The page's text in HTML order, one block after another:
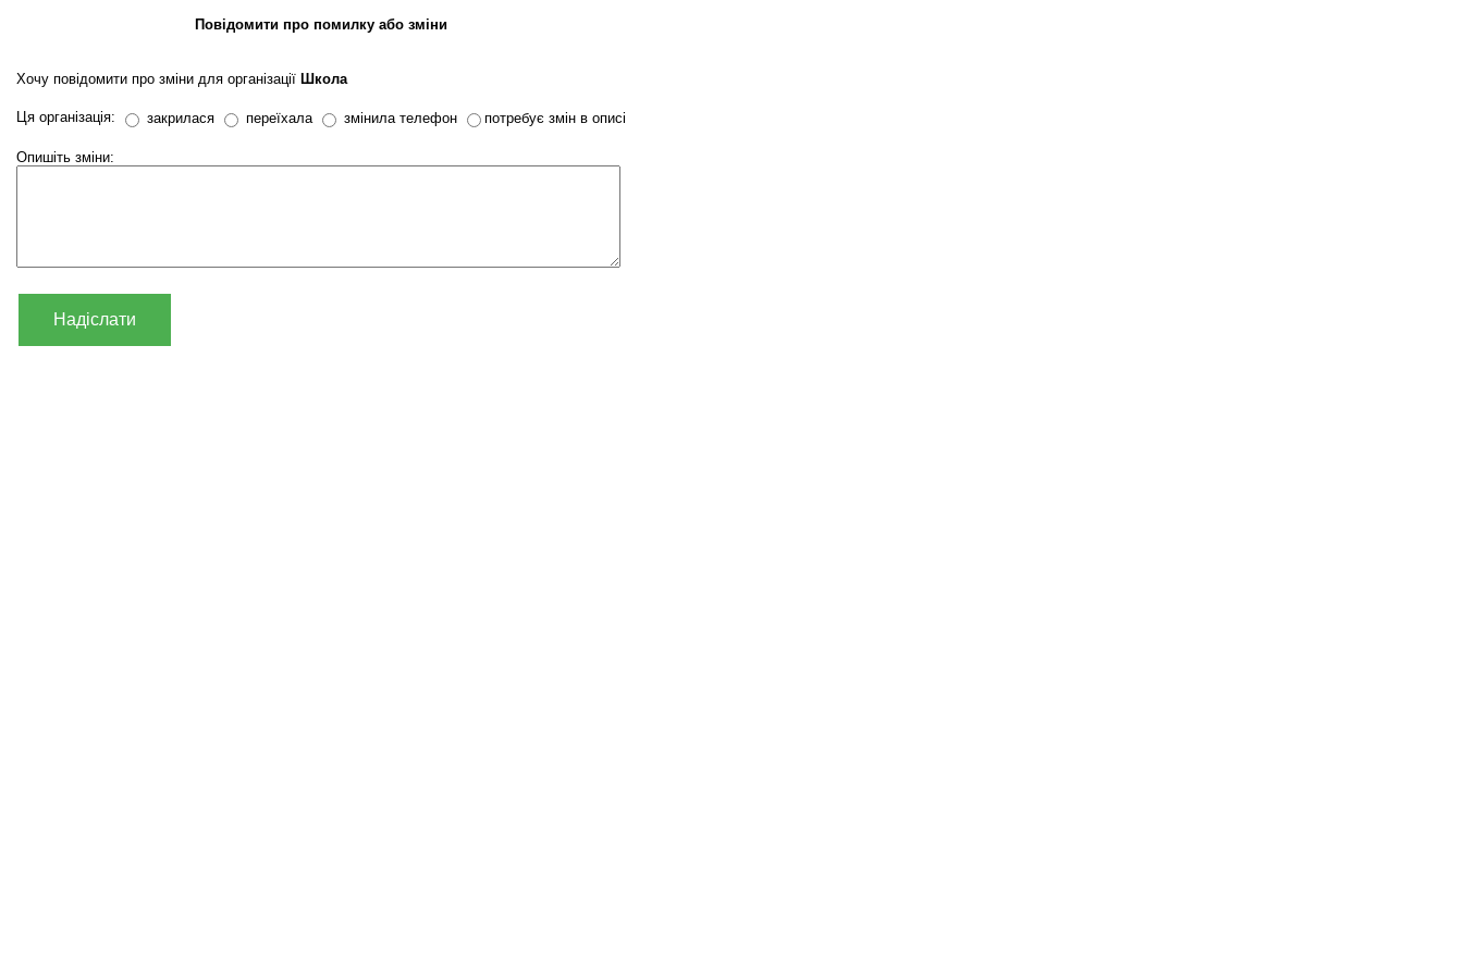
Повідомити про помилку або зміни
Хочу повідомити про зміни для організації Школа
Ця організація: закрилася переїхала змінила телефон потребує змін в описі
Опишіть зміни:
Надіслати